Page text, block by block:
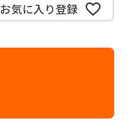
お気に入り登録